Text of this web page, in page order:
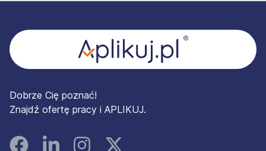
Dobrze Cię poznać!
Znajdź ofertę pracy i APLIKUJ.
FacebookLinked InInstagramInstagram